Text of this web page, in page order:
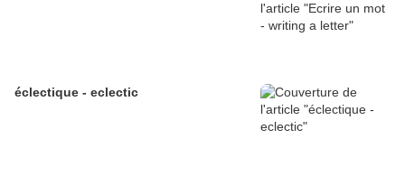
éclectique - eclectic